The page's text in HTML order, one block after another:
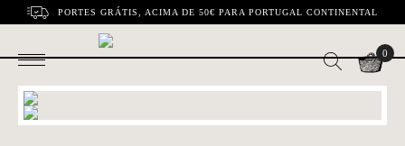
PORTES GRÁTIS, ACIMA DE 50€ PARA PORTUGAL CONTINENTAL
0